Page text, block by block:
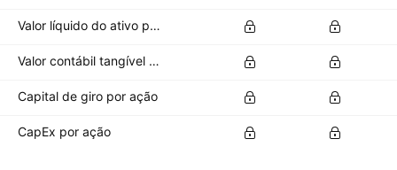
Valor líquido do ativo por ação
Valor contábil tangível por ação
Capital de giro por ação
CapEx por ação